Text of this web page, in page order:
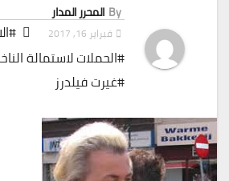
By المحرر المدار
فبراير 16, 2017
#الحملات لاستمالة
#غيرت فيلدرز